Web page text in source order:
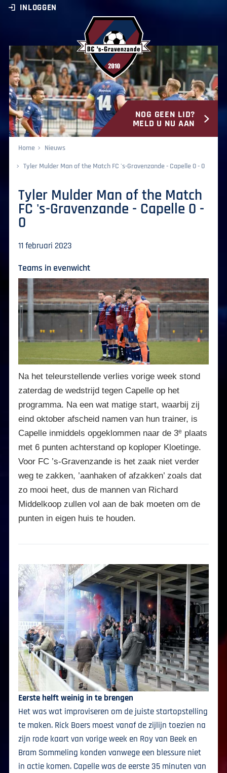
BC ‘s-Gravenzande
INLOGGEN
NOG GEEN LID?
MELD U NU AAN
Home
Nieuws
Tyler Mulder Man of the Match FC 's-Gravenzande - Capelle 0 - 0
Tyler Mulder Man of the Match
FC 's-Gravenzande - Capelle 0 -
0
11 februari 2023
Teams in evenwicht
Na het teleurstellende verlies vorige week stond
zaterdag de wedstrijd tegen Capelle op het
programma. Na een wat matige start, waarbij zij
eind oktober afscheid namen van hun trainer, is
Capelle inmiddels opgeklommen naar de 3e plaats
met 6 punten achterstand op koploper Kloetinge.
Voor FC ’s-Gravenzande is het zaak niet verder
weg te zakken, ’aanhaken of afzakken’ zoals dat
zo mooi heet, dus de mannen van Richard
Middelkoop zullen vol aan de bak moeten om de
punten in eigen huis te houden.
Eerste helft weinig in te brengen
Het was wat improviseren om de juiste startopstelling
te maken. Rick Boers moest vanaf de zijlijn toezien na
zijn rode kaart van vorige week en Roy van Beek en
Bram Sommeling konden vanwege een blessure niet
in actie komen. Capelle was de eerste 35 minuten van